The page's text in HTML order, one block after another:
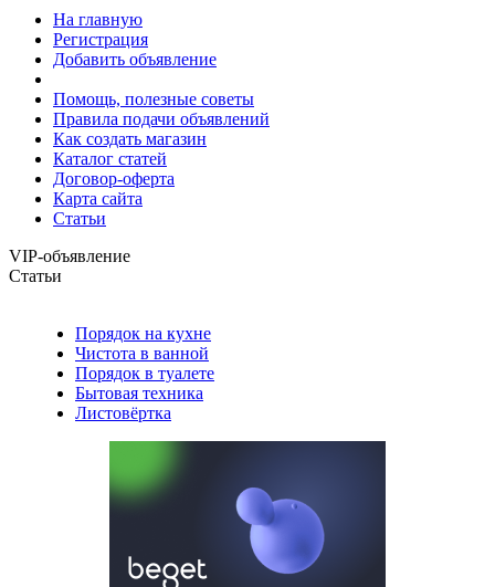
На главную
Регистрация
Добавить объявление
Помощь, полезные советы
Правила подачи объявлений
Как создать магазин
Каталог статей
Договор-оферта
Карта сайта
Статьи
VIP-объявление
Статьи
Порядок на кухне
Чистота в ванной
Порядок в туалете
Бытовая техника
Листовёртка